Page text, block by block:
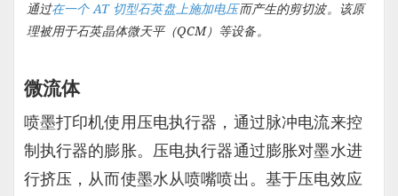
通过在一个 AT 切型石英盘上施加电压而产生的剪切波。该原
理被用于石英晶体微天平（QCM）等设备。
微流体
喷墨打印机使用压电执行器，通过脉冲电流来控
制执行器的膨胀。压电执行器通过膨胀对墨水进
行挤压，从而使墨水从喷嘴喷出。基于压电效应